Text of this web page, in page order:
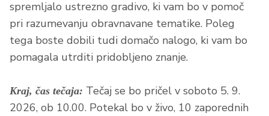
spremljalo ustrezno gradivo, ki vam bo v pomoč
pri razumevanju obravnavane tematike. Poleg
tega boste dobili tudi domačo nalogo, ki vam bo
pomagala utrditi pridobljeno znanje.
Kraj, čas tečaja: Tečaj se bo pričel v soboto 5. 9.
2026, ob 10.00. Potekal bo v živo, 10 zaporednih